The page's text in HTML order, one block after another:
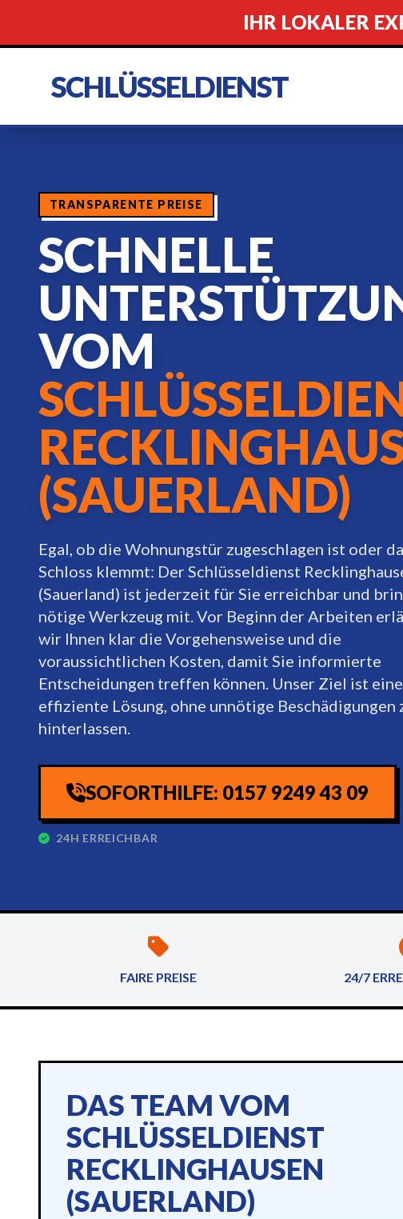
IHR LOKALER
SCHLÜSSELDIENST
TRANSPARENTE PREISE
SCHNELLE
VOM
(SAUERLAND)
Egal, ob die Wohnungstür zugeschlagen ist oder
Schloss klemmt: Der Schlüsseldienst
(Sauerland) ist jederzeit für Sie erreichbar und
nötige Werkzeug mit. Vor Beginn der Arbeiten
wir Ihnen klar die Vorgehensweise und die
voraussichtlichen Kosten, damit Sie informierte
Entscheidungen treffen können. Unser Ziel ist eine
effiziente Lösung, ohne unnötige Beschädigungen
hinterlassen.
SOFORTHILFE: 0157 9249 43 09
24H ERREICHBAR
FAIRE PREISE 24/7
DAS TEAM VOM
SCHLÜSSELDIENST
RECKLINGHAUSEN
(SAUERLAND)